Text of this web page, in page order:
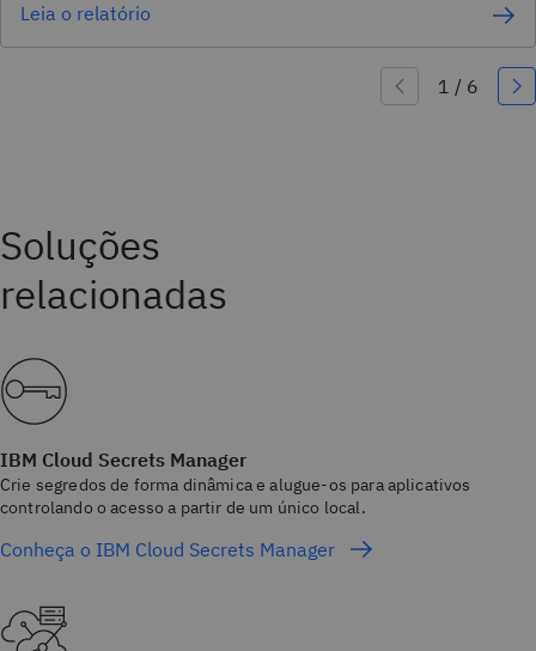
Leia o relatório
IBM Cloud Secrets Manager
Crie segredos de forma dinâmica e alugue-os para aplicativos
controlando o acesso a partir de um único local.
Conheça o IBM Cloud Secrets Manager